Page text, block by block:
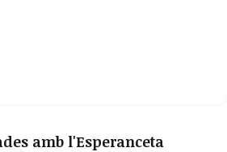
amb l'Esperanceta